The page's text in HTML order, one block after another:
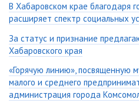
В Хабаровском крае благодаря
расширяет спектр социальных
За статус и признание
Хабаровского края
«Горячую линию», посвященную
малого и среднего
администрация города